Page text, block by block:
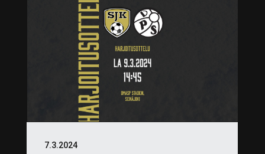
7.3.2024